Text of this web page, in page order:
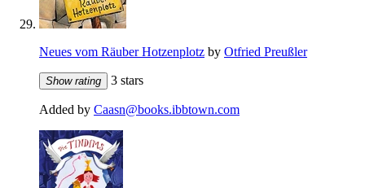
Neues vom Räuber Hotzenplotz by Otfried Preußler
Show rating 3 stars
Added by Caasn@books.ibbtown.com